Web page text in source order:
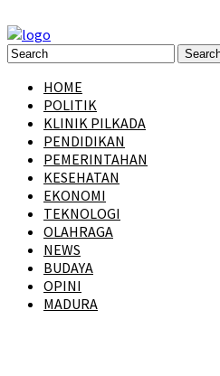
HOME
POLITIK
KLINIK PILKADA
PENDIDIKAN
PEMERINTAHAN
KESEHATAN
EKONOMI
TEKNOLOGI
OLAHRAGA
NEWS
BUDAYA
OPINI
MADURA